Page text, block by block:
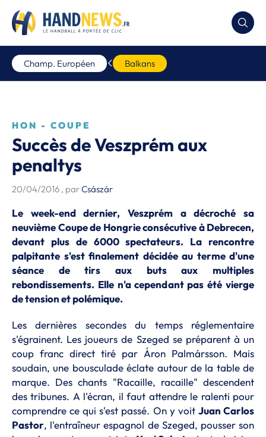
Champ. Européen Balkans
HON - COUPE
Succès de Veszprém aux
penaltys
20/04/2016 , parCsászár
Le week-end dernier, Veszprém a décroché sa
neuvième Coupe de Hongrie consécutive à Debrecen,
devant plus de 6000 spectateurs. La rencontre
palpitante s'est finalement décidée au terme d'une
séance de tirs aux buts aux multiples
rebondissements. Elle n'a cependant pas été vierge
de tension et polémique.
Les dernières secondes du temps réglementaire
s'égrainent. Les joueurs de Szeged se préparent à un
coup franc direct tiré par Áron Palmársson. Mais
soudain, une bousculade éclate autour de la table de
marque. Des chants "Racaille, racaille" descendent
des tribunes. A l'écran, il faut attendre le ralenti pour
comprendre ce qui s'est passé. On y voit Juan Carlos
Pastor, l'entraîneur espagnol de Szeged, pousser son